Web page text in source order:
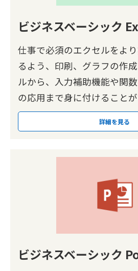
ビジネスベーシック
仕事で必須のエクセルをよ
るよう、印刷、グラフの作
ルから、入力補助機能や関
の応用まで身に付けることが
詳細を見る
ビジネスベーシック